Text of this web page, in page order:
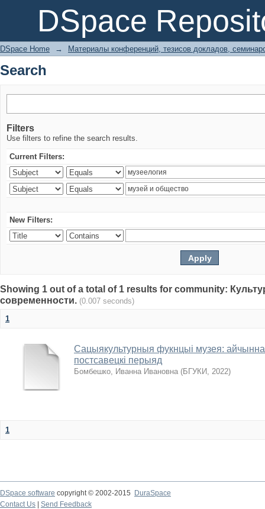
DSpace
Search
DSpace Home → Материалы конференций, тезисов докладов,
Search
Filters
Use filters to refine the search results.
Current Filters:
New Filters:
Showing 1 out of a total of 1 results for community:
современности. (0.007 seconds)
1
Сацыякультурныя фукнцыі музея:
постсавецкі перыяд
Бомбешко, Иванна Ивановна (БГУКИ, 2022)
1
DSpace software copyright © 2002-2015
DuraSpace
Contact Us
Send Feedback